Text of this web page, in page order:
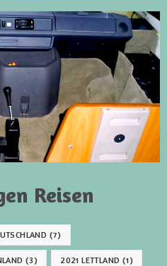
Reisen
(7)
(3) 2021 LETTLAND (1)